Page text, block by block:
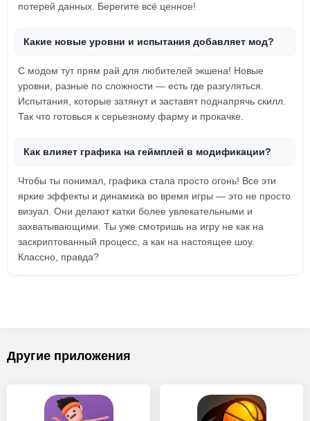
потерей данных. Берегите всё ценное!
Какие новые уровни и испытания добавляет мод?
С модом тут прям рай для любителей экшена! Новые
уровни, разные по сложности — есть где разгуляться.
Испытания, которые затянут и заставят поднапрячь скилл.
Так что готовься к серьезному фарму и прокачке.
Как влияет графика на геймплей в модификации?
Чтобы ты понимал, графика стала просто огонь! Все эти
яркие эффекты и динамика во время игры — это не просто
визуал. Они делают катки более увлекательными и
захватывающими. Ты уже смотришь на игру не как на
заскриптованный процесс, а как на настоящее шоу.
Классно, правда?
Другие приложения